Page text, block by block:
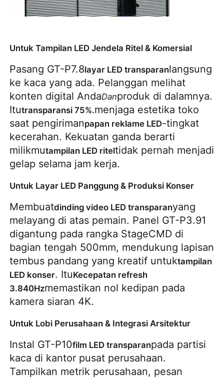
Untuk Tampilan LED Jendela Ritel & Komersial
Pasang GT-P7.8layar LED transparanlangsung
ke kaca yang ada. Pelanggan melihat
konten digital AndaDanproduk di dalamnya.
Itutransparansi 75%.menjaga estetika toko
saat pengirimanpapan reklame LED-tingkat
kecerahan. Kekuatan ganda berarti
milikmutampilan LED riteltidak pernah menjadi
gelap selama jam kerja.
Untuk Layar LED Panggung & Produksi Konser
Membuatdinding video LED transparanyang
melayang di atas pemain. Panel GT-P3.91
digantung pada rangka StageCMD di
bagian tengah 500mm, mendukung lapisan
tembus pandang yang kreatif untuktampilan
LED konser. ItuKecepatan refresh
3.840Hzmemastikan nol kedipan pada
kamera siaran 4K.
Untuk Lobi Perusahaan & Integrasi Arsitektur
Instal GT-P10film LED transparanpada partisi
kaca di kantor pusat perusahaan.
Tampilkan metrik perusahaan, pesan